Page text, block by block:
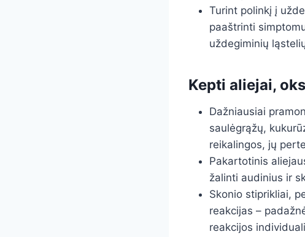
Turint polinkį į
paaštrinti
uždegiminių
Kepti aliejai,
Dažniausiai
saulėgrąžų,
reikalingos, jų
Pakartotinis
žalinti audinius ir
Skonio stiprikliai,
reakcijas –
reakcijos